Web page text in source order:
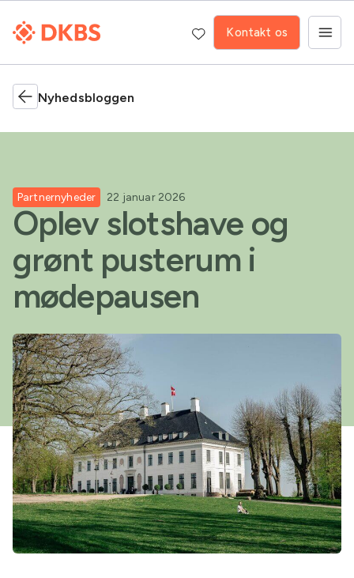
Kontakt os
Nyhedsbloggen
Partnernyheder 22 januar 2026
Oplev slotshave og
grønt pusterum i
mødepausen